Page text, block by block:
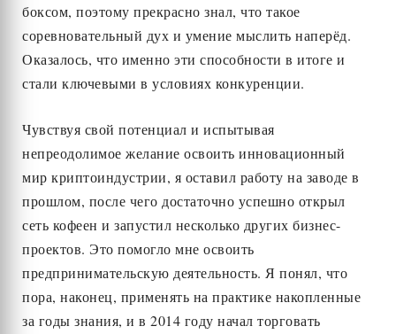
боксом, поэтому прекрасно знал, что такое
соревновательный дух и умение мыслить наперёд.
Оказалось, что именно эти способности в итоге и
стали ключевыми в условиях конкуренции.
Чувствуя свой потенциал и испытывая
непреодолимое желание освоить инновационный
мир криптоиндустрии, я оставил работу на заводе в
прошлом, после чего достаточно успешно открыл
сеть кофеен и запустил несколько других бизнес-
проектов. Это помогло мне освоить
предпринимательскую деятельность. Я понял, что
пора, наконец, применять на практике накопленные
за годы знания, и в 2014 году начал торговать